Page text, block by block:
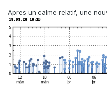
Apres un calme relatif, une